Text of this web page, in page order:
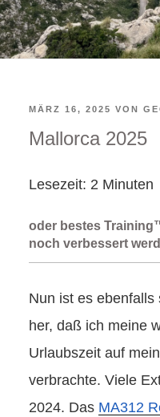
VERÖFFENTLICHT
AM
MÄRZ 16, 2025 VON
Mallorca 2025
Lesezeit: 2 Minuten
oder bestes
noch verbessert
Nun ist es
her, daß ich meine
Urlaubszeit auf
verbrachte. Viele
2024. Das MA312